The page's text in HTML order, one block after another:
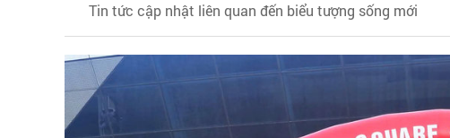
Tin tức cập nhật liên quan đến biểu tượng sống mới